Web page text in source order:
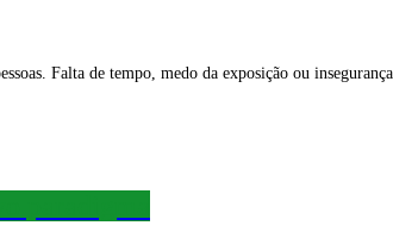
Falta de tempo, medo da exposição ou